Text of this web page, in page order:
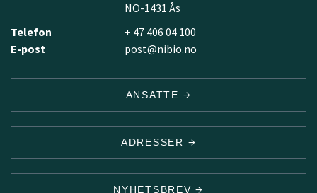
NO-1431 Ås
Telefon
+ 47 406 04 100
E-post
post@nibio.no
ANSATTE
ADRESSER
NYHETSBREV